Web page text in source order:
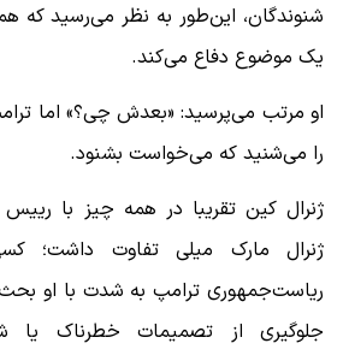
شنوندگان، این‌طور به نظر می‌رسید که
یک موضوع دفاع می‌کند.
او مرتب می‌پرسید: «بعدش چی؟» اما
را می‌شنید که می‌خواست بشنود.
ژنرال کین تقریبا در همه ‌چیز با
ژنرال مارک میلی تفاوت داشت؛
ریاست‌جمهوری ترامپ به ‌شدت با او
جلوگیری از تصمیمات خطرناک یا